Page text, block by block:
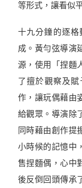
等形式，讓看似
十九分鐘的逐格
成。黃勻弦導演
源，使用「捏麵
了擅於觀察及
作，讓玩偶藉由
給觀眾。導演除
同時藉由創作提
小時候的記憶中
售捏麵偶，心中
後反倒回頭傳承